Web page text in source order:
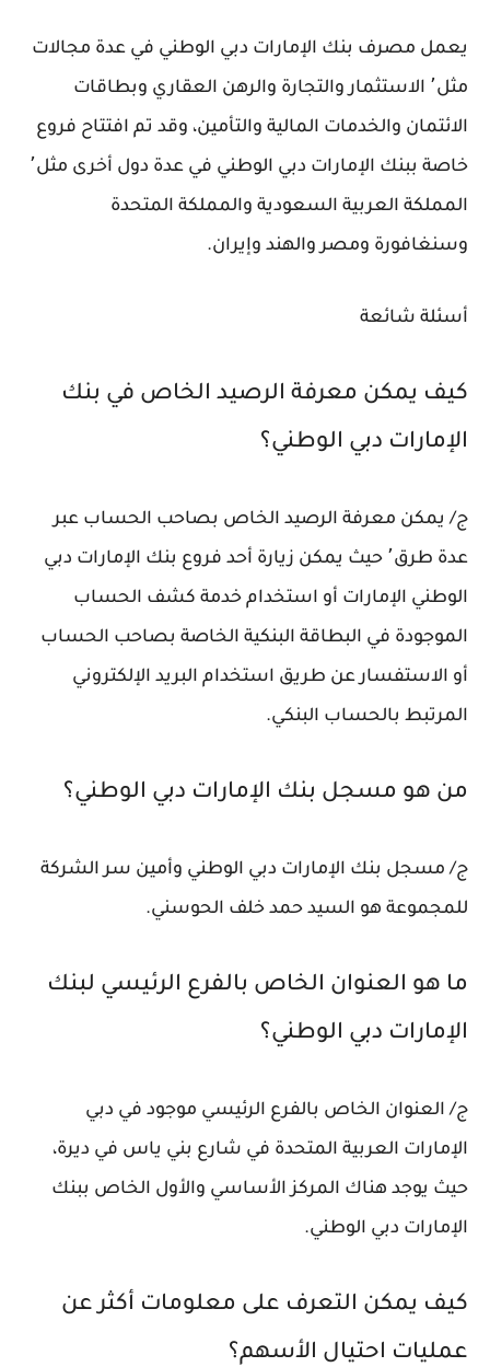
يعمل مصرف بنك الإمارات دبي الوطني في عدة مجالات
مثل٬ الاستثمار والتجارة والرهن العقاري وبطاقات
الائتمان والخدمات المالية والتأمين، وقد تم افتتاح فروع
خاصة ببنك الإمارات دبي الوطني في عدة دول أخرى مثل٬
المملكة العربية السعودية والمملكة المتحدة
وسنغافورة ومصر والهند وإيران.
أسئلة شائعة
كيف يمكن معرفة الرصيد الخاص في بنك
الإمارات دبي الوطني؟
ج/ يمكن معرفة الرصيد الخاص بصاحب الحساب عبر
عدة طرق٬ حيث يمكن زيارة أحد فروع بنك الإمارات دبي
الوطني الإمارات أو استخدام خدمة كشف الحساب
الموجودة في البطاقة البنكية الخاصة بصاحب الحساب
أو الاستفسار عن طريق استخدام البريد الإلكتروني
المرتبط بالحساب البنكي.
من هو مسجل بنك الإمارات دبي الوطني؟
ج/ مسجل بنك الإمارات دبي الوطني وأمين سر الشركة
للمجموعة هو السيد حمد خلف الحوسني.
ما هو العنوان الخاص بالفرع الرئيسي لبنك
الإمارات دبي الوطني؟
ج/ العنوان الخاص بالفرع الرئيسي موجود في دبي
الإمارات العربية المتحدة في شارع بني ياس في ديرة،
حيث يوجد هناك المركز الأساسي والأول الخاص ببنك
الإمارات دبي الوطني.
كيف يمكن التعرف على معلومات أكثر عن
عمليات احتيال الأسهم؟